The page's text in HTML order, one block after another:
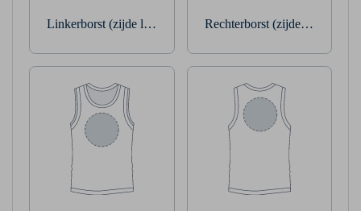
Linkerborst (zijde linkerarm) Rechterborst (zijde